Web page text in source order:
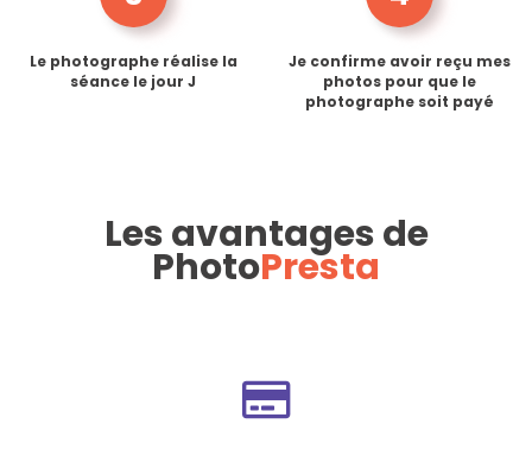
Le photographe réalise la
séance le jour J
Je confirme avoir reçu mes
photos pour que le
photographe soit payé
Les avantages de
PhotoPresta